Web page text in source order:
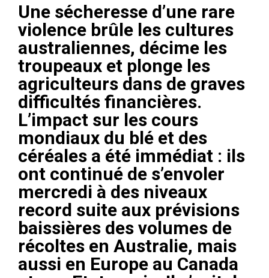
Une sécheresse d’une rare
violence brûle les cultures
australiennes, décime les
troupeaux et plonge les
agriculteurs dans de graves
difficultés financières.
L’impact sur les cours
mondiaux du blé et des
céréales a été immédiat : ils
ont continué de s’envoler
mercredi à des niveaux
record suite aux prévisions
baissières des volumes de
récoltes en Australie, mais
aussi en Europe au Canada